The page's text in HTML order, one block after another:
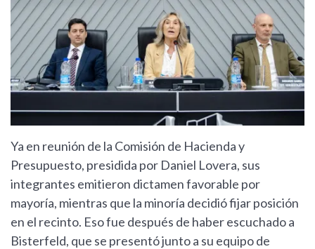
Ya en reunión de la Comisión de Hacienda y
Presupuesto, presidida por Daniel Lovera, sus
integrantes emitieron dictamen favorable por
mayoría, mientras que la minoría decidió fijar posición
en el recinto. Eso fue después de haber escuchado a
Bisterfeld, que se presentó junto a su equipo de